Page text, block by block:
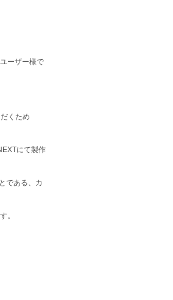
ーザー様で
くため
にて製作
である、カ
。